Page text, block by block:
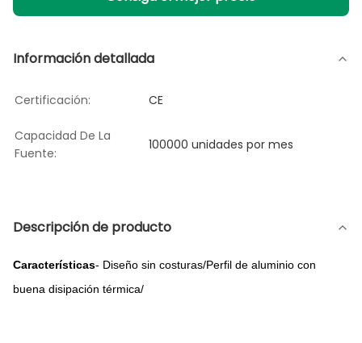
Información detallada
Certificación: CE
Capacidad De La
Fuente:
100000 unidades por mes
Descripción de producto
Características- Diseño sin costuras/Perfil de aluminio con
buena disipación térmica/